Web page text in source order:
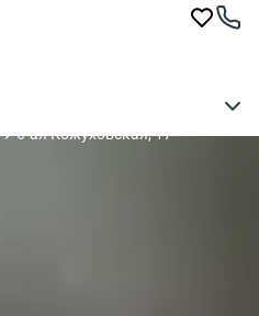
6-ая Кожуховская, 17